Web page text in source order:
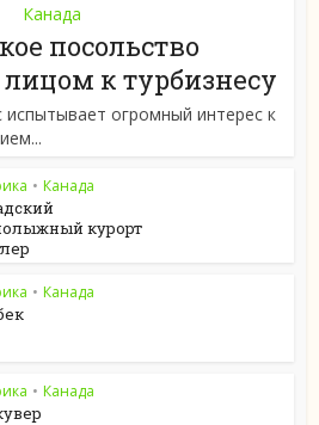
Канада
посольство
к турбизнесу
испытывает огромный интерес к
• Канада
курорт
• Канада
• Канада